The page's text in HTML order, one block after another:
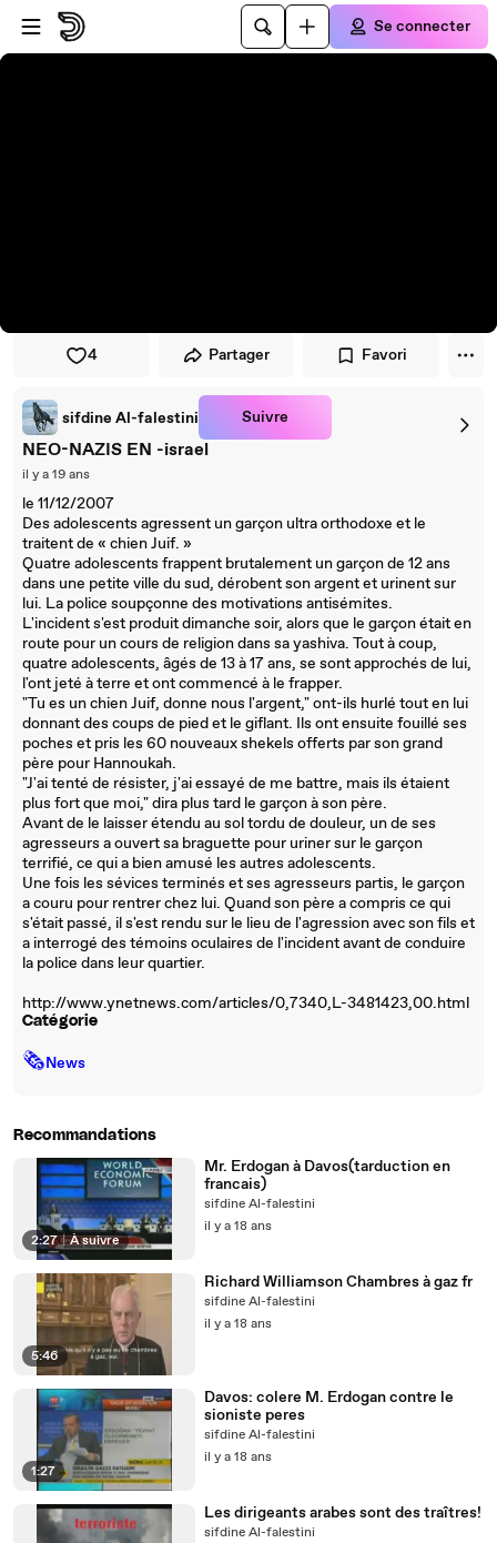
Passer au player
Passer au contenu principal
Se connecter
4 Partager Favori
sifdine Al-falestini Suivre
NEO-NAZIS EN -israel
il y a 19 ans
le 11/12/2007
Des adolescents agressent un garçon ultra orthodoxe et le
traitent de « chien Juif. »
Quatre adolescents frappent brutalement un garçon de 12 ans
dans une petite ville du sud, dérobent son argent et urinent sur
lui. La police soupçonne des motivations antisémites.
L'incident s'est produit dimanche soir, alors que le garçon était en
route pour un cours de religion dans sa yashiva. Tout à coup,
quatre adolescents, âgés de 13 à 17 ans, se sont approchés de lui,
l'ont jeté à terre et ont commencé à le frapper.
"Tu es un chien Juif, donne nous l'argent," ont-ils hurlé tout en lui
donnant des coups de pied et le giflant. Ils ont ensuite fouillé ses
poches et pris les 60 nouveaux shekels offerts par son grand
père pour Hannoukah.
"J'ai tenté de résister, j'ai essayé de me battre, mais ils étaient
plus fort que moi," dira plus tard le garçon à son père.
Avant de le laisser étendu au sol tordu de douleur, un de ses
agresseurs a ouvert sa braguette pour uriner sur le garçon
terrifié, ce qui a bien amusé les autres adolescents.
Une fois les sévices terminés et ses agresseurs partis, le garçon
a couru pour rentrer chez lui. Quand son père a compris ce qui
s'était passé, il s'est rendu sur le lieu de l'agression avec son fils et
a interrogé des témoins oculaires de l'incident avant de conduire
la police dans leur quartier.
http://www.ynetnews.com/articles/0,7340,L-3481423,00.html
Catégorie
🗞News
Recommandations
2:27 | À suivre
Mr. Erdogan à Davos(tarduction en
francais)
sifdine Al-falestini
il y a 18 ans
5:46
Richard Williamson Chambres à gaz fr
sifdine Al-falestini
il y a 18 ans
1:27
Davos: colere M. Erdogan contre le
sioniste peres
sifdine Al-falestini
il y a 18 ans
Les dirigeants arabes sont des traîtres!
sifdine Al-falestini